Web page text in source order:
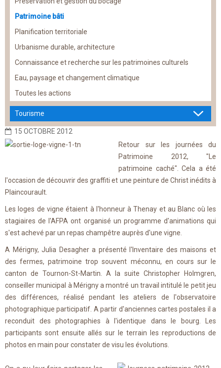
Patrimoine bâti
Planification territoriale
Urbanisme durable, architecture
Connaissance et recherche sur les patrimoines culturels
Eau, paysage et changement climatique
Toutes les actions
Tourisme
15 OCTOBRE 2012
Retour sur les journées du
Patrimoine 2012, "Le
patrimoine caché". Cela a été
l'occasion de découvrir des graffiti et une peinture de Christ inédits à
Plaincourault.
Les loges de vigne étaient à l'honneur à Thenay et au Blanc où les
stagiaires de l'AFPA ont organisé un programme d'animations qui
s'est achevé par un repas champêtre auprès d'une vigne.
A Mérigny, Julia Desagher a présenté l'Inventaire des maisons et
des fermes, patrimoine trop souvent méconnu, en cours sur le
canton de Tournon-St-Martin. A la suite Christopher Holmgren,
conseiller municipal à Mérigny a montré un travail intitulé le petit jeu
des différences, réalisé pendant les ateliers de l'observatoire
photographique participatif. A partir d'anciennes cartes postales il a
reconduit des photographies à l'identique dans le bourg. Les
participants sont ensuite allés sur le terrain les reproductions de
photos en main pour constater de visu les évolutions.